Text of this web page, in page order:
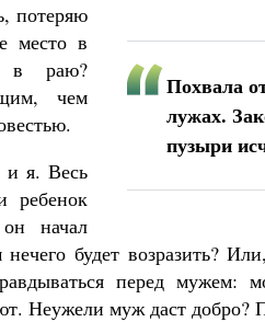
Похвала
лужах.
пузыри
потеряю
место в
в раю?
чем
и я. Весь
ребенок
начал
будет возразить?
перед мужем:
Неужели муж даст добро?